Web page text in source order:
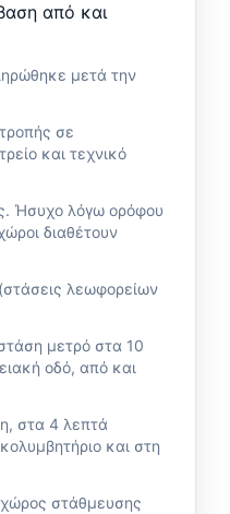
από και
μετά την
σε
και τεχνικό
Ήσυχο λόγω ορόφου
διαθέτουν
λεωφορείων
μετρό στα 10
οδό, από και
στα 4 λεπτά
και στη
στάθμευσης